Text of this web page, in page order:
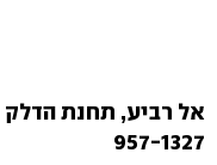
957-1327